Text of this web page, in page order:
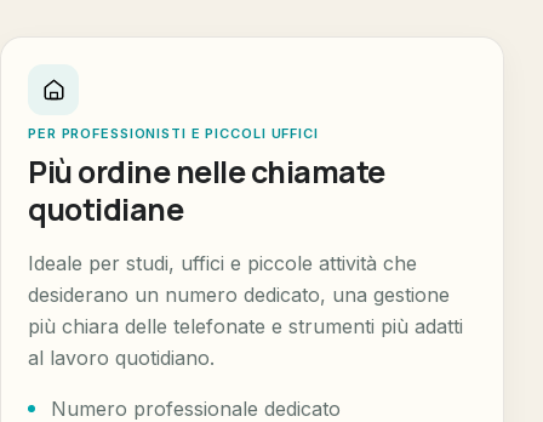
PER PROFESSIONISTI E PICCOLI UFFICI
Più ordine nelle chiamate
quotidiane
Ideale per studi, uffici e piccole attività che
desiderano un numero dedicato, una gestione
più chiara delle telefonate e strumenti più adatti
al lavoro quotidiano.
Numero professionale dedicato